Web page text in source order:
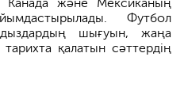
Футбол
шығуын, жаңа
қалатын сәттердің